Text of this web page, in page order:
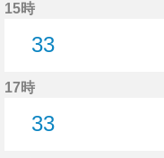
15時
33
17時
33